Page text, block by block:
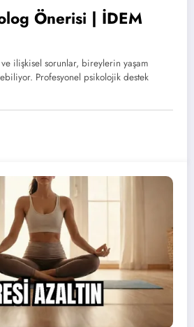
Önerisi | İDEM
ilişkisel sorunlar, bireylerin yaşam
Profesyonel psikolojik destek